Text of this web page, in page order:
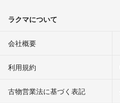
ラクマについて
会社概要
利用規約
古物営業法に基づく表記